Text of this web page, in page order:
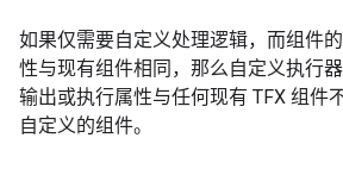
如果仅需要自定义处理逻辑，而组件
性与现有组件相同，那么自定义执行
输出或执行属性与任何现有 TFX 组件
自定义的组件。